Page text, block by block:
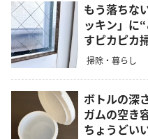
もう落ちな
ッキン」に
すピカピカ
掃除・暮らし
ボトルの深
ガムの空き
ちょうどい